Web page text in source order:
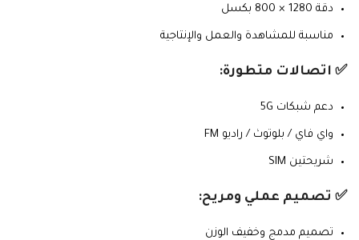
دقة 1280 × 800 بكسل
مناسبة للمشاهدة والعمل والإنتاجية
✅ اتصالات متطورة:
دعم شبكات 5G
واي فاي / بلوتوث / راديو FM
شريحتين SIM
✅ تصميم عملي ومريح:
تصميم مدمج وخفيف الوزن